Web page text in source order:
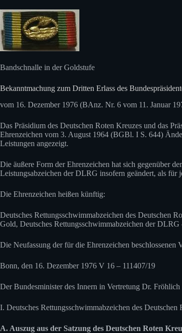
Bandschnalle in der Goldstufe
Bekanntmachung zum Dritten Erlass des
vom 16. Dezember 1976 (BAnz. Nr. 6 vom 11. Januar
Das Präsidium des Deutschen Roten Kreuzes und das
Ehrenzeichen vom 3. August 1964 (BGBl. I S. 644)
Leistungen angezeigt.
Die äußere Form der Ehrenzeichen hat sich gegenüber
Leistungsabzeichen der DLRG insofern geändert, als
Die Ehrenzeichen heißen künftig:
Deutsches Rettungsschwimmabzeichen des Deutschen
Gold, Deutsches Rettungsschwimmabzeichen der DLRG
Die Neufassung der für die Ehrenzeichen
Bonn, den 16. Dezember 1976 V 16 – 111407/19
Der Bundesminister des Innern in Vertretung Dr. Fröhlich
I. Deutsches Rettungsschwimmabzeichen des
A. Auszug aus der Satzung des Deutschen Roten